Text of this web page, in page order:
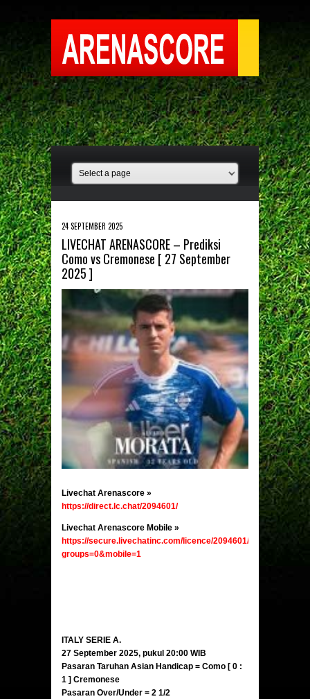
24 SEPTEMBER 2025
LIVECHAT ARENASCORE – Prediksi
Como vs Cremonese [ 27 September
2025 ]
Livechat Arenascore »
https://direct.lc.chat/2094601/
Livechat Arenascore Mobile »
https://secure.livechatinc.com/licence/2094601/v2/
groups=0&mobile=1
ITALY SERIE A.
27 September 2025, pukul 20:00 WIB
Pasaran Taruhan Asian Handicap = Como [ 0 :
1 ] Cremonese
Pasaran Over/Under = 2 1/2